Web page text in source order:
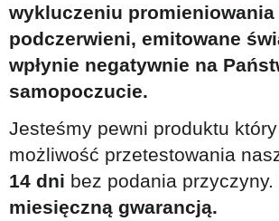
wykluczeniu promieniowania
podczerwieni, emitowane
wpłynie negatywnie na
samopoczucie.
Jesteśmy pewni produktu
możliwość przetestowania
14 dni bez podania
miesięczną gwarancją.